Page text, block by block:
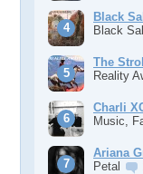
Black
Black
The
Reality
Charli
Music,
Ariana
Petal